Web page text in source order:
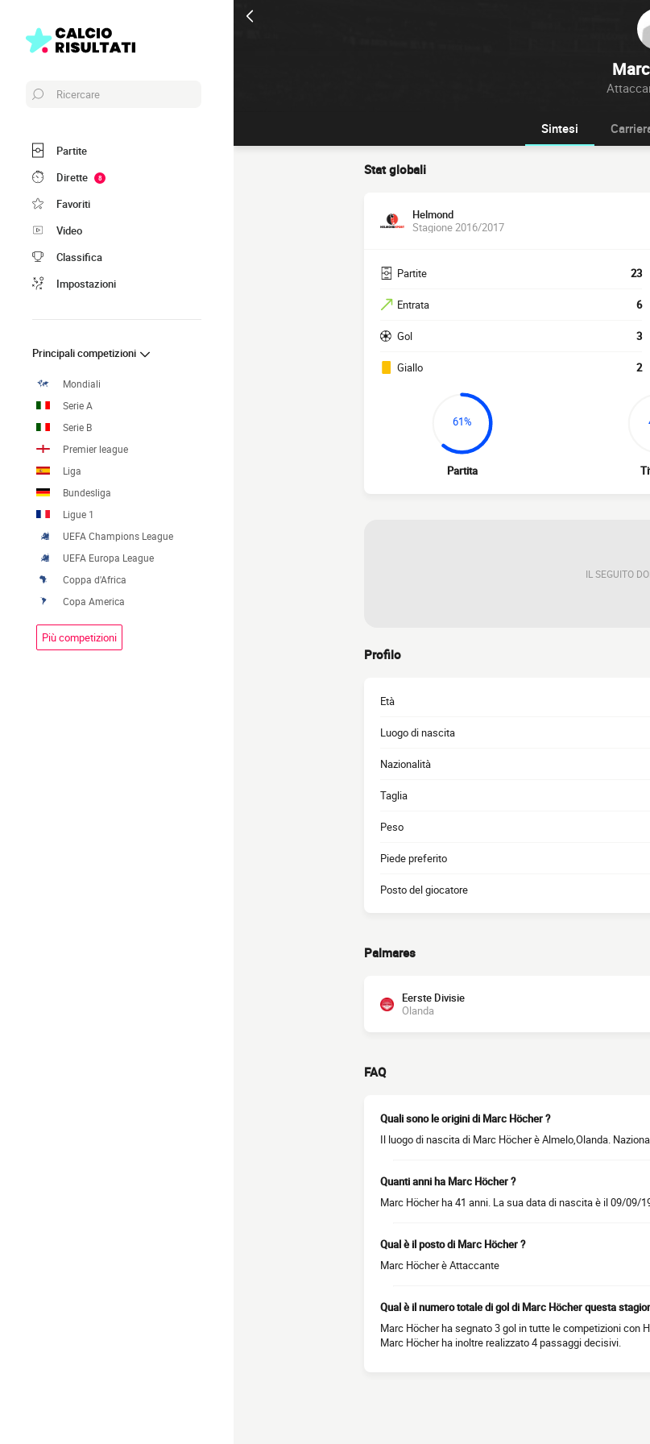
Ricercare
Partite
Dirette
8
Favoriti
Video
Classifica
Impostazioni
Principali competizioni
Mondiali
Serie A
Serie B
Premier league
Liga
Bundesliga
Ligue 1
UEFA Champions League
UEFA Europa League
Coppa d'Africa
Copa America
Più competizioni
Sintesi
Stat globali
Helmond
Stagione 2016/2017
Partite 23
Entrata 6
Gol 3
Giallo 2
61%
Partita
IL SEGUITO
Profilo
Età
Luogo di nascita
Nazionalità
Taglia
Peso
Piede preferito
Posto del giocatore
Palmares
Eerste Divisie
Olanda
FAQ
Quali sono le origini di Marc Höcher ?
Il luogo di nascita di Marc Höcher è Almelo,Olanda.
Quanti anni ha Marc Höcher ?
Marc Höcher ha 41 anni. La sua data di nascita è il 09/09/
Qual è il posto di Marc Höcher ?
Marc Höcher è Attaccante
Qual è il numero totale di gol di Marc Höcher questa
Marc Höcher ha segnato 3 gol in tutte le competizioni con
Marc Höcher ha inoltre realizzato 4 passaggi decisivi.